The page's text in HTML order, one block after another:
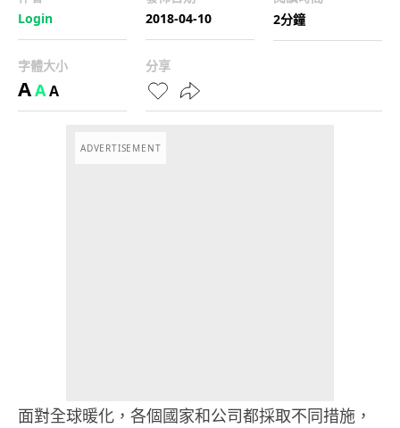
Login
2018-04-10
2分鐘
字體大小
AAA
分享
ADVERTISEMENT
面對全球暖化，各個國家和公司都採取不同措施，